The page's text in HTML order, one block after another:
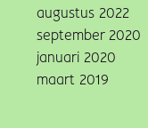
augustus 2022
september 2020
januari 2020
maart 2019